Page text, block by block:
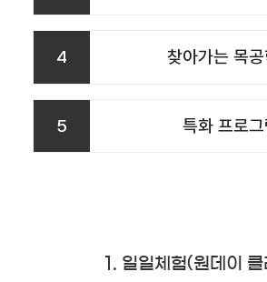
4 찾아가는 목
5 특화 프로그
1. 일일체험(원데이 클